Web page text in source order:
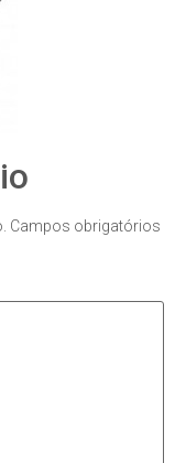
Campos obrigatórios